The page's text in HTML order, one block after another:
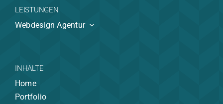
LEISTUNGEN
Webdesign Agentur
INHALTE
Home
Portfolio